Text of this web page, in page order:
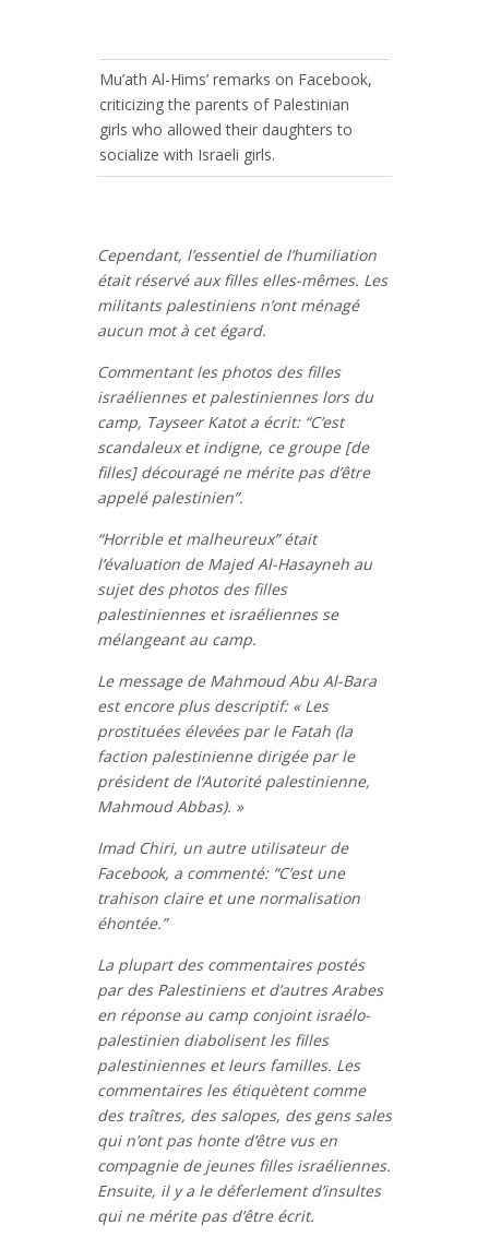
Mu’ath Al-Hims’ remarks on Facebook,
criticizing the parents of Palestinian
girls who allowed their daughters to
socialize with Israeli girls.
Cependant, l’essentiel de l’humiliation
était réservé aux filles elles-mêmes. Les
militants palestiniens n’ont ménagé
aucun mot à cet égard.
Commentant les photos des filles
israéliennes et palestiniennes lors du
camp, Tayseer Katot a écrit: “C’est
scandaleux et indigne, ce groupe [de
filles] découragé ne mérite pas d’être
appelé palestinien”.
“Horrible et malheureux” était
l’évaluation de Majed Al-Hasayneh au
sujet des photos des filles
palestiniennes et israéliennes se
mélangeant au camp.
Le message de Mahmoud Abu Al-Bara
est encore plus descriptif: « Les
prostituées élevées par le Fatah (la
faction palestinienne dirigée par le
président de l’Autorité palestinienne,
Mahmoud Abbas). »
Imad Chiri, un autre utilisateur de
Facebook, a commenté: “C’est une
trahison claire et une normalisation
éhontée.”
La plupart des commentaires postés
par des Palestiniens et d’autres Arabes
en réponse au camp conjoint israélo-
palestinien diabolisent les filles
palestiniennes et leurs familles. Les
commentaires les étiquètent comme
des traîtres, des salopes, des gens sales
qui n’ont pas honte d’être vus en
compagnie de jeunes filles israéliennes.
Ensuite, il y a le déferlement d’insultes
qui ne mérite pas d’être écrit.